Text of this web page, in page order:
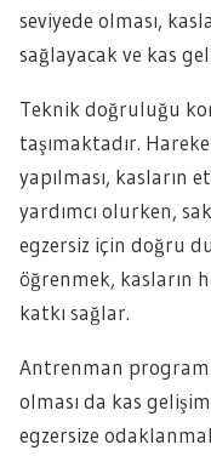
seviyede olması,
sağlayacak ve kas
Teknik doğruluğu
taşımaktadır.
yapılması, kasların
yardımcı olurken,
egzersiz için doğru
öğrenmek, kasların
katkı sağlar.
Antrenman
olması da kas
egzersize